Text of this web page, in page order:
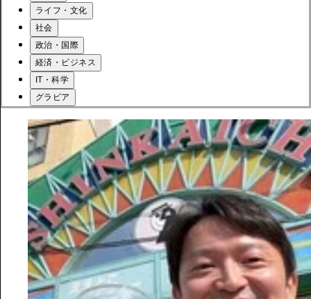
ライフ・文化
社会
政治・国際
経済・ビジネス
IT・科学
グラビア